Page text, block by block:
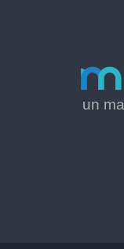
un